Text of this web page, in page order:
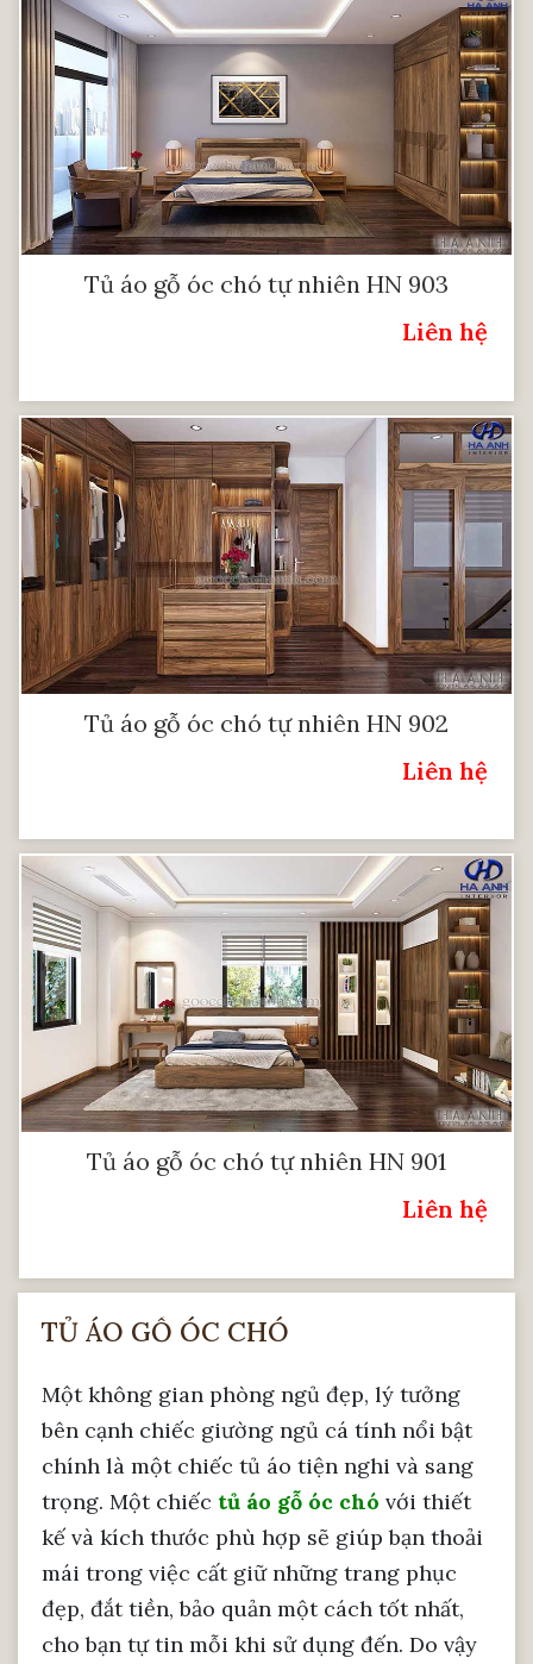
Tủ áo gỗ óc chó tự nhiên HN 903
Liên hệ
Tủ áo gỗ óc chó tự nhiên HN 902
Liên hệ
Tủ áo gỗ óc chó tự nhiên HN 901
Liên hệ
TỦ ÁO GỖ ÓC CHÓ
Một không gian phòng ngủ đẹp, lý tưởng
bên cạnh chiếc giường ngủ cá tính nổi bật
chính là một chiếc tủ áo tiện nghi và sang
trọng. Một chiếc tủ áo gỗ óc chó với thiết
kế và kích thước phù hợp sẽ giúp bạn thoải
mái trong việc cất giữ những trang phục
đẹp, đắt tiền, bảo quản một cách tốt nhất,
cho bạn tự tin mỗi khi sử dụng đến. Do vậy